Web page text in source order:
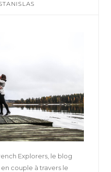
Explorers, le blog
couple à travers le